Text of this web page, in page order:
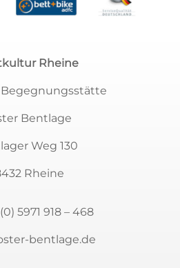
Rheine
Bentlage
Weg 130
Rheine
5971 918 – 468
bentlage.de